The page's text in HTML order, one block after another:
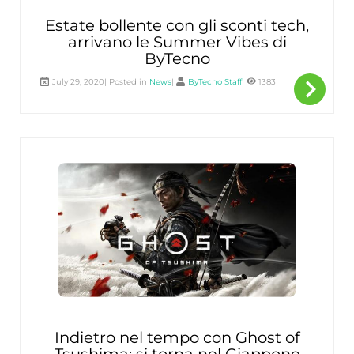
Estate bollente con gli sconti tech,
arrivano le Summer Vibes di
ByTecno
July 29, 2020| Posted in News| ByTecno Staff| 1383 navigate_next
Indietro nel tempo con Ghost of